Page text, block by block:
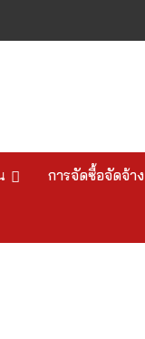
การจัดซื้อจัดจ้าง